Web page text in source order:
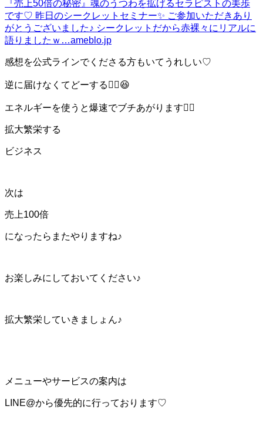
『売上50倍の秘密』 魂のうつわを拡げるセラピストの美歩
です♡ 昨日のシークレットセミナー✨ ご参加いただきあり
がとうございました♪ シークレットだから赤裸々にリアルに
語りましたｗ…ameblo.jp
感想を公式ラインでくださる方もいてうれしい♡
逆に届けなくてどーする❤️‍🔥😆
エネルギーを使うと爆速でブチあがります❤️‍🔥
拡大繁栄する
ビジネス
次は
売上100倍
になったらまたやりますね♪
お楽しみにしておいてください♪
拡大繁栄していきましょん♪
メニューやサービスの案内は
LINE@から優先的に行っております♡